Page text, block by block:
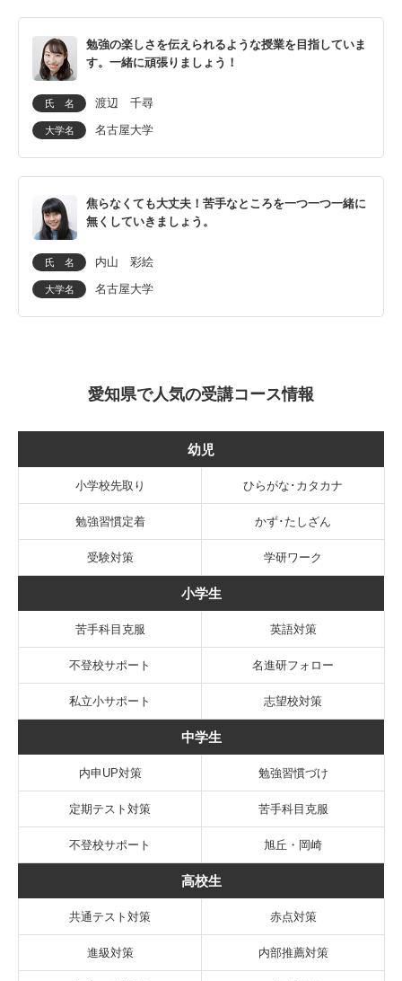
勉強の楽しさを伝えられるような授業を目指していま
す。一緒に頑張りましょう！
氏 名 渡辺 千尋
大学名 名古屋大学
焦らなくても大丈夫！苦手なところを一つ一つ一緒に
無くしていきましょう。
氏 名 内山 彩絵
大学名 名古屋大学
愛知県で人気の受講コース情報
幼児
小学校先取り ひらがな･カタカナ
勉強習慣定着 かず･たしざん
受験対策 学研ワーク
小学生
苦手科目克服 英語対策
不登校サポート 名進研フォロー
私立小サポート 志望校対策
中学生
内申UP対策 勉強習慣づけ
定期テスト対策 苦手科目克服
不登校サポート 旭丘・岡崎
高校生
共通テスト対策 赤点対策
進級対策 内部推薦対策